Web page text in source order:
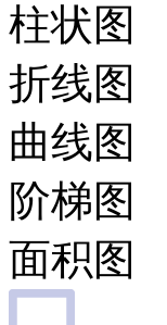
柱状图
折线图
曲线图
阶梯图
面积图